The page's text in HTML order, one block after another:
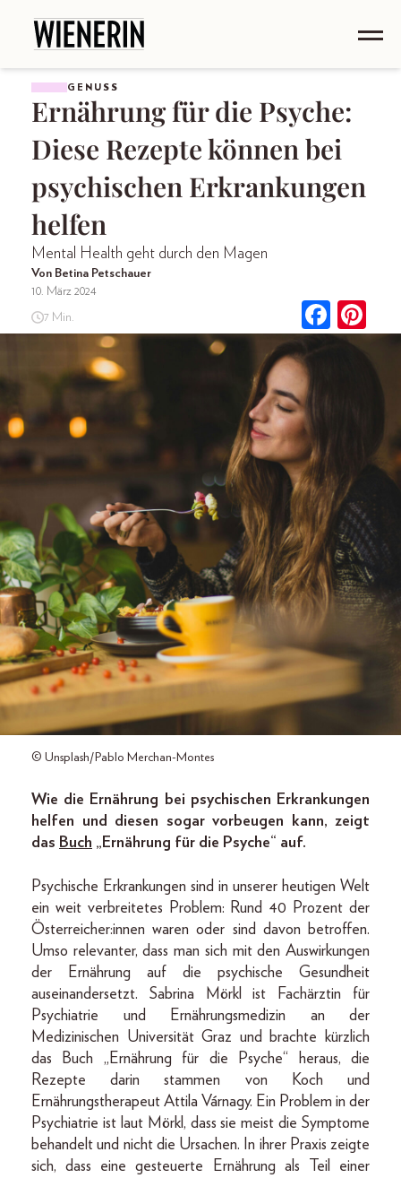
GENUSS
Ernährung für die Psyche:
Diese Rezepte können bei
psychischen Erkrankungen
helfen
Mental Health geht durch den Magen
Von Betina Petschauer
10. März 2024
7 Min.
© Unsplash/Pablo Merchan-Montes
Wie die Ernährung bei psychischen Erkrankungen
helfen und diesen sogar vorbeugen kann, zeigt
das Buch „Ernährung für die Psyche“ auf.
Psychische Erkrankungen sind in unserer heutigen Welt
ein weit verbreitetes Problem: Rund 40 Prozent der
Österreicher:innen waren oder sind davon betroffen.
Umso relevanter, dass man sich mit den Auswirkungen
der Ernährung auf die psychische Gesundheit
auseinandersetzt. Sabrina Mörkl ist Fachärztin für
Psychiatrie und Ernährungsmedizin an der
Medizinischen Universität Graz und brachte kürzlich
das Buch „Ernährung für die Psyche“ heraus, die
Rezepte darin stammen von Koch und
Ernährungstherapeut Attila Várnagy. Ein Problem in der
Psychiatrie ist laut Mörkl, dass sie meist die Symp­tome
behandelt und nicht die Ursachen. In ihrer Praxis zeigte
sich, dass eine gesteuerte Ernährung als Teil einer